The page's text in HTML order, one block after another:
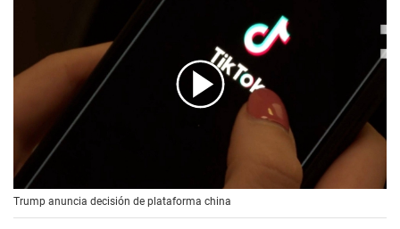
Trump anuncia decisión de plataforma china